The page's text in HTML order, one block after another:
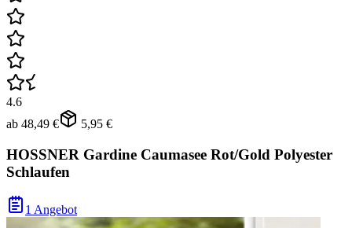
4.6
ab 48,49 € 5,95 €
HOSSNER Gardine Caumasee Rot/Gold Polyester
Schlaufen
1 Angebot